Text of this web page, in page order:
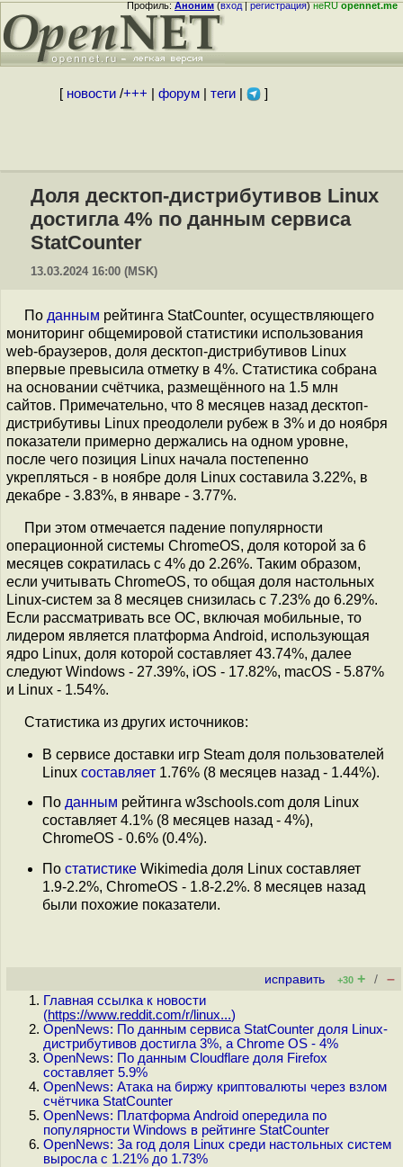
Профиль:Аноним(вход|регистрация)неRUopennet.me
[ новости/+++ форум| теги| ]
Доля десктоп-дистрибутивов Linux
достигла 4% по данным сервиса
StatCounter
13.03.2024 16:00 (MSK)
По данным рейтинга StatCounter, осуществляющего
мониторинг общемировой статистики использования
web-браузеров, доля десктоп-дистрибутивов Linux
впервые превысила отметку в 4%. Статистика собрана
на основании счётчика, размещённого на 1.5 млн
сайтов. Примечательно, что 8 месяцев назад десктоп-
дистрибутивы Linux преодолели рубеж в 3% и до ноября
показатели примерно держались на одном уровне,
после чего позиция Linux начала постепенно
укрепляться - в ноябре доля Linux составила 3.22%, в
декабре - 3.83%, в январе - 3.77%.
При этом отмечается падение популярности
операционной системы ChromeOS, доля которой за 6
месяцев сократилась с 4% до 2.26%. Таким образом,
если учитывать ChromeOS, то общая доля настольных
Linux-систем за 8 месяцев снизилась с 7.23% до 6.29%.
Если рассматривать все ОС, включая мобильные, то
лидером является платформа Android, использующая
ядро Linux, доля которой составляет 43.74%, далее
следуют Windows - 27.39%, iOS - 17.82%, macOS - 5.87%
и Linux - 1.54%.
Статистика из других источников:
В сервисе доставки игр Steam доля пользователей
Linux составляет 1.76% (8 месяцев назад - 1.44%).
По данным рейтинга w3schools.com доля Linux
составляет 4.1% (8 месяцев назад - 4%),
ChromeOS - 0.6% (0.4%).
По статистике Wikimedia доля Linux составляет
1.9-2.2%, ChromeOS - 1.8-2.2%. 8 месяцев назад
были похожие показатели.
исправить +30 + / –
Главная ссылка к новости
(https://www.reddit.com/r/linux...)
OpenNews: По данным сервиса StatCounter доля Linux-
дистрибутивов достигла 3%, а Chrome OS - 4%
OpenNews: По данным Cloudflare доля Firefox
составляет 5.9%
OpenNews: Атака на биржу криптовалюты через взлом
счётчика StatCounter
OpenNews: Платформа Android опередила по
популярности Windows в рейтинге StatCounter
OpenNews: За год доля Linux среди настольных систем
выросла с 1.21% до 1.73%